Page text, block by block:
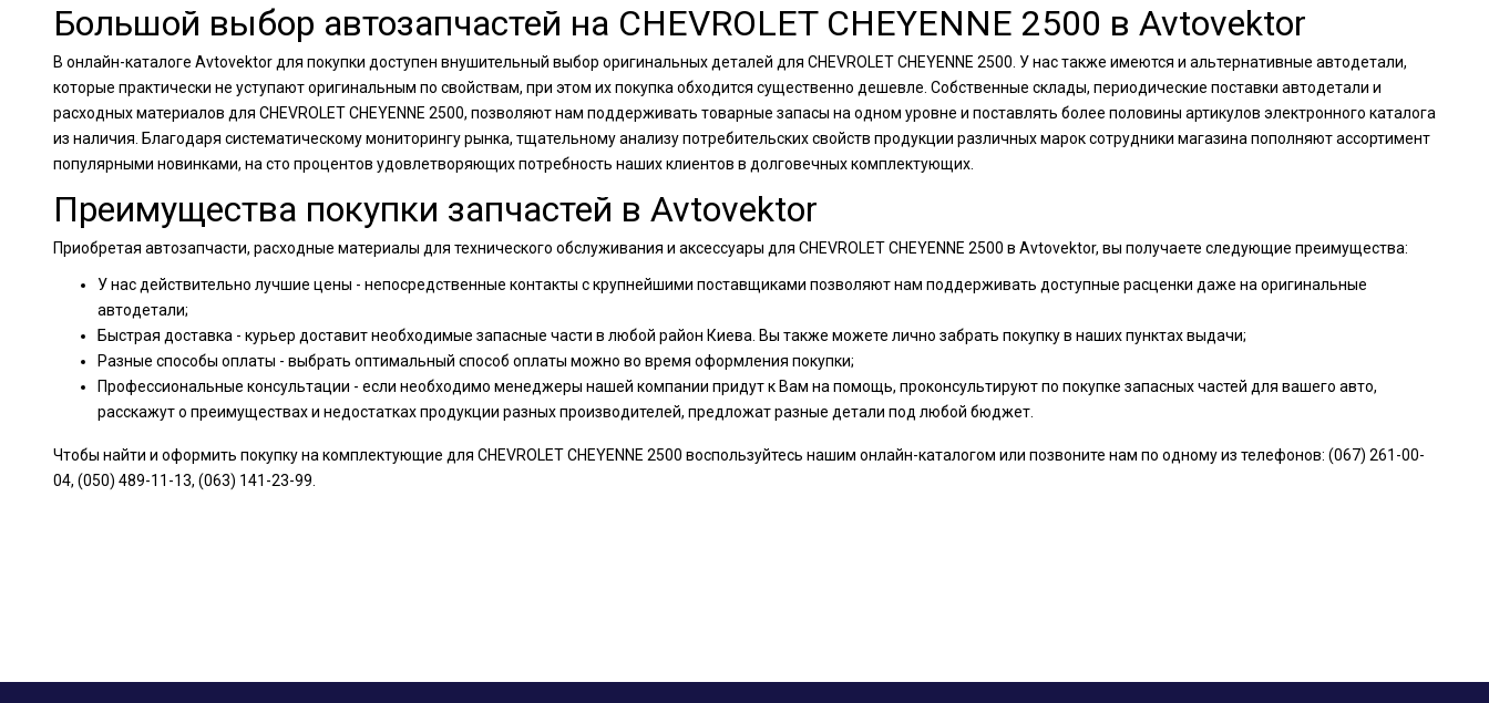
Большой выбор автозапчастей на CHEVROLET CHEYENNE 2500 в Avtovektor
В онлайн-каталоге Avtovektor для покупки доступен внушительный выбор оригинальных деталей для CHEVROLET CHEYENNE 2500. У нас также имеются и альтернативные автодетали,
которые практически не уступают оригинальным по свойствам, при этом их покупка обходится существенно дешевле. Собственные склады, периодические поставки автодетали и
расходных материалов для CHEVROLET CHEYENNE 2500, позволяют нам поддерживать товарные запасы на одном уровне и поставлять более половины артикулов электронного каталога
из наличия. Благодаря систематическому мониторингу рынка, тщательному анализу потребительских свойств продукции различных марок сотрудники магазина пополняют ассортимент
популярными новинками, на сто процентов удовлетворяющих потребность наших клиентов в долговечных комплектующих.
Преимущества покупки запчастей в Avtovektor
Приобретая автозапчасти, расходные материалы для технического обслуживания и аксессуары для CHEVROLET CHEYENNE 2500 в Avtovektor, вы получаете следующие преимущества:
У нас действительно лучшие цены - непосредственные контакты с крупнейшими поставщиками позволяют нам поддерживать доступные расценки даже на оригинальные
автодетали;
Быстрая доставка - курьер доставит необходимые запасные части в любой район Киева. Вы также можете лично забрать покупку в наших пунктах выдачи;
Разные способы оплаты - выбрать оптимальный способ оплаты можно во время оформления покупки;
Профессиональные консультации - если необходимо менеджеры нашей компании придут к Вам на помощь, проконсультируют по покупке запасных частей для вашего авто,
расскажут о преимуществах и недостатках продукции разных производителей, предложат разные детали под любой бюджет.
Чтобы найти и оформить покупку на комплектующие для CHEVROLET CHEYENNE 2500 воспользуйтесь нашим онлайн-каталогом или позвоните нам по одному из телефонов: (067) 261-00-
04, (050) 489-11-13, (063) 141-23-99.